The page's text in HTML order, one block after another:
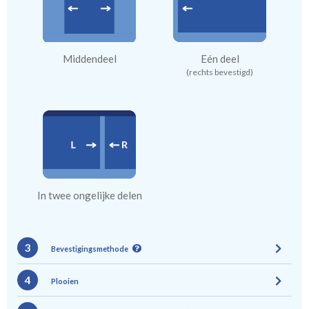
Middendeel Eén deel
(rechts bevestigd)
In twee ongelijke delen
3 Bevestigingsmethode
4 Plooien